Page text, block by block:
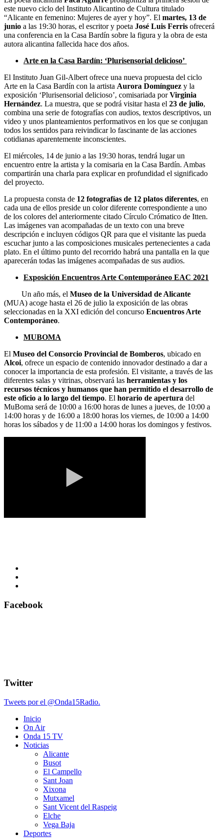
este nuevo ciclo del Instituto Alicantino de Cultura titulado
“Alicante en femenino: Mujeres de ayer y hoy”. El martes, 13 de
junio a las 19:30 horas, el escritor y poeta José Luis Ferris ofrecerá
una conferencia en la Casa Bardín sobre la figura y la obra de esta
autora alicantina fallecida hace dos años.
Arte en la Casa Bardín: ‘Plurisensorial delicioso’
El Instituto Juan Gil-Albert ofrece una nueva propuesta del ciclo
Arte en la Casa Bardín con la artista Aurora Domínguez y la
exposición ‘Plurisensorial delicioso’, comisariada porVirginia
Hernández. La muestra, que se podrá visitar hasta el 23 de julio,
combina una serie de fotografías con audios, textos descriptivos, un
video y unos planteamientos performativos en los que se conjugan
todos los sentidos para reivindicar lo fascinante de las acciones
cotidianas aparentemente inconscientes.
El miércoles, 14 de junio a las 19:30 horas, tendrá lugar un
encuentro entre la artista y la comisaria en la Casa Bardín. Ambas
compartirán una charla para explicar en profundidad el significado
del proyecto.
La propuesta consta de 12 fotografías de 12 platos diferentes, en
cada una de ellos preside un color diferente correspondiente a uno
de los colores del anteriormente citado Círculo Crómatico de Itten.
Las imágenes van acompañadas de un texto con una breve
descripción e incluyen códigos QR para que el visitante las pueda
escuchar junto a las composiciones musicales pertenecientes a cada
plato. En el último punto del recorrido habrá una pantalla en la que
aparecerán todas las imágenes acompañadas de sus audios.
Exposición Encuentros Arte Contemporáneo EAC 2021
Un año más, el Museo de la Universidad de Alicante
(MUA) acoge hasta el 26 de julio la exposición de las obras
seleccionadas en la XXI edición del concurso Encuentros Arte
Contemporáneo.
MUBOMA
El Museo del Consorcio Provincial de Bomberos, ubicado en
Alcoi, ofrece un espacio de contenido innovador destinado a dar a
conocer la importancia de esta profesión. El visitante, a través de las
diferentes salas y vitrinas, observará las herramientas y los
recursos técnicos y humanos que han permitido el desarrollo de
este oficio a lo largo del tiempo. El horario de apertura del
MuBoma será de 10:00 a 16:00 horas de lunes a jueves, de 10:00 a
14:00 horas y de 16:00 a 18:00 horas los viernes, de 10:00 a 14:00
horas los sábados y de 11:00 a 14:00 horas los domingos y festivos.
Facebook
Twitter
Tweets por el @Onda15Radio.
Inicio
On Air
Onda 15 TV
Noticias
Alicante
Busot
El Campello
Sant Joan
Xixona
Mutxamel
Sant Vicent del Raspeig
Elche
Vega Baja
Deportes